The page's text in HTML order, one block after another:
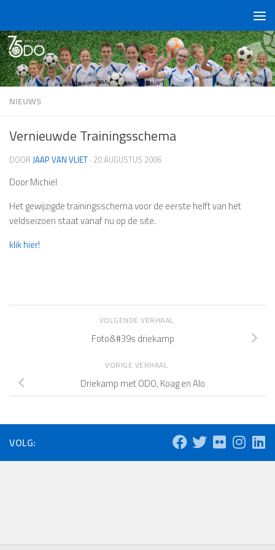
NIEUWS
Vernieuwde Trainingsschema
DOOR JAAP VAN VLIET · 20 AUGUSTUS 2006
Door Michiel
Het gewijzigde trainingsschema voor de eerste helft van het
veldseizoen staat vanaf nu op de site.
klik hier!
VOLGENDE VERHAAL
Foto&#39s driekamp
VORIGE VERHAAL
Driekamp met ODO, Koag en Alo
VOLG: